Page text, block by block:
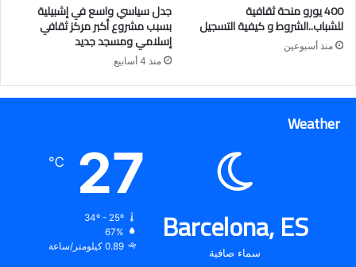
400 يورو منحة ثقافية
للشباب..الشروط و كيفية التسجيل
منذ أسبوعين
جدل سياسي واسع في إشبيلية
بسبب مشروع أكبر مركز ثقافي
إسلامي ومسجد جديد
منذ 4 أسابيع
Weather
Barcelona, ES
سماء صافية
27
℃
34º - 25º
67%
0.89 كيلومتر/ساعة